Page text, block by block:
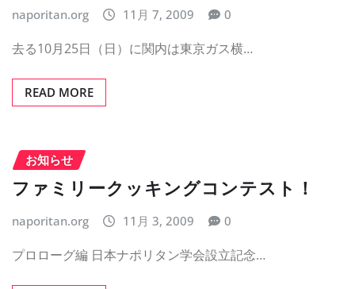
naporitan.org 11月 7, 2009 0
去る10月25日（日）に関内は東京ガス横…
READ MORE
お知らせ
ファミリークッキングコンテスト！
naporitan.org 11月 3, 2009 0
プロローグ編 日本ナポリタン学会設立記念…